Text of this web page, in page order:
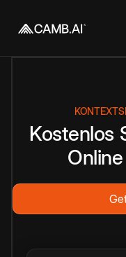
Kostenlos
Online